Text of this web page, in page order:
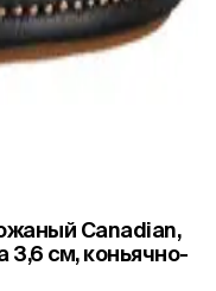
Canadian,
см, коньячно-